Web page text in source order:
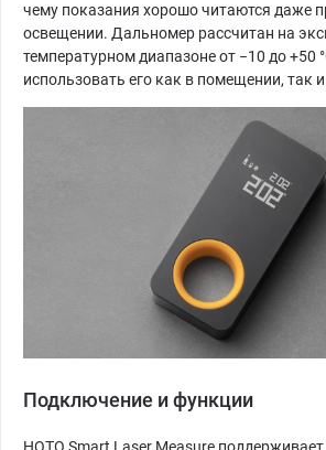
чему показания хорошо читаются даже
освещении. Дальномер рассчитан на
температурном диапазоне от −10 до +50
использовать его как в помещении, так
Подключение и функции